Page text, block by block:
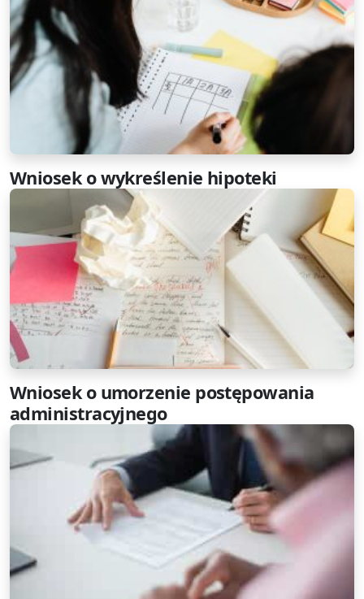
Wniosek o wykreślenie hipoteki
Wniosek o umorzenie postępowania
administracyjnego